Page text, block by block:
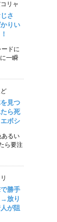
リャ
さ
りい
ドに
一瞬
見つ
ら死
ボシ
あるい
ら要注
勝手
→放り
が阻